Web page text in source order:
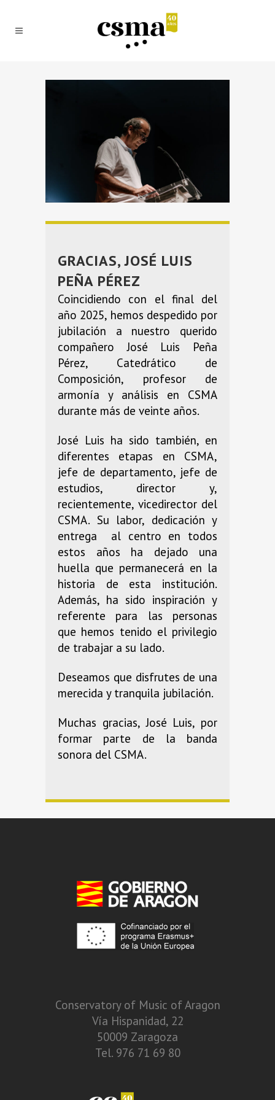
GRACIAS, JOSÉ LUIS
PEÑA PÉREZ
Coincidiendo con el final del
año 2025, hemos despedido por
jubilación a nuestro querido
compañero José Luis Peña
Pérez, Catedrático de
Composición, profesor de
armonía y análisis en CSMA
durante más de veinte años.
José Luis ha sido también, en
diferentes etapas en CSMA,
jefe de departamento, jefe de
estudios, director y,
recientemente, vicedirector del
CSMA. Su labor, dedicación y
entrega al centro en todos
estos años ha dejado una
huella que permanecerá en la
historia de esta institución.
Además, ha sido inspiración y
referente para las personas
que hemos tenido el privilegio
de trabajar a su lado.
Deseamos que disfrutes de una
merecida y tranquila jubilación.
Muchas gracias, José Luis, por
formar parte de la banda
sonora del CSMA.
Conservatory of Music of Aragon
Vía Hispanidad, 22
50009 Zaragoza
Tel. 976 71 69 80